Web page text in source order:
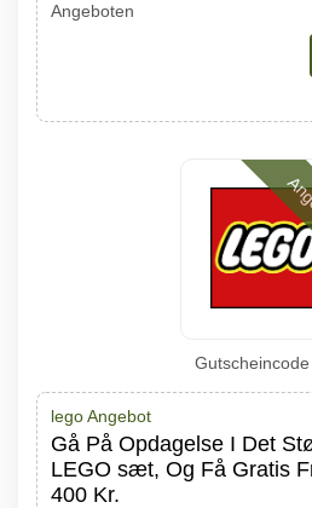
Angeboten
lego Angebot
Gå På Opdagelse I Det
LEGO sæt, Og Få Gratis
400 Kr.